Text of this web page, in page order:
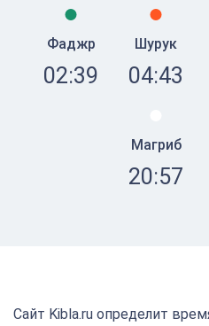
Фаджр
02:39
Шурук
04:43
Магриб
20:57
Сайт Kibla.ru определит